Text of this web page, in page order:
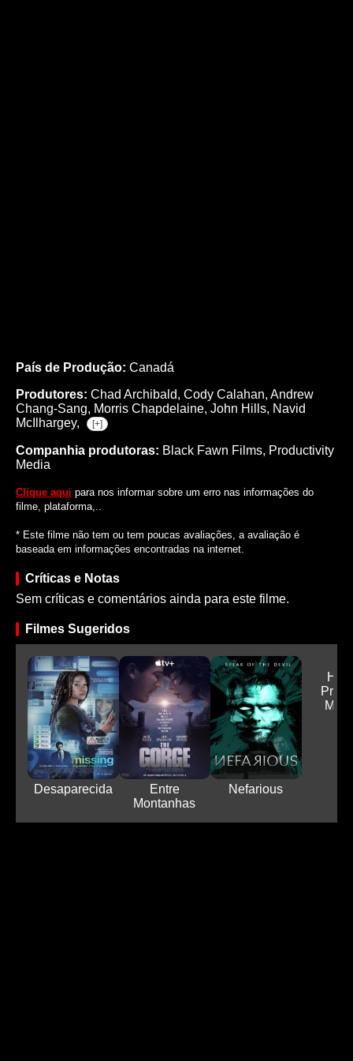
País de Produção: Canadá
Produtores: Chad Archibald, Cody Calahan, Andrew
Chang-Sang, Morris Chapdelaine, John Hills, Navid
McIlhargey,
[+]
Companhia produtoras: Black Fawn Films, Productivity
Media
Clique aqui para nos informar sobre um erro nas informações do
filme, plataforma,..
* Este filme não tem ou tem poucas avaliações, a avaliação é
baseada em informações encontradas na internet.
Críticas e Notas
Sem críticas e comentários ainda para este filme.
Filmes Sugeridos
Desaparecida
Entre
Montanhas
Nefarious